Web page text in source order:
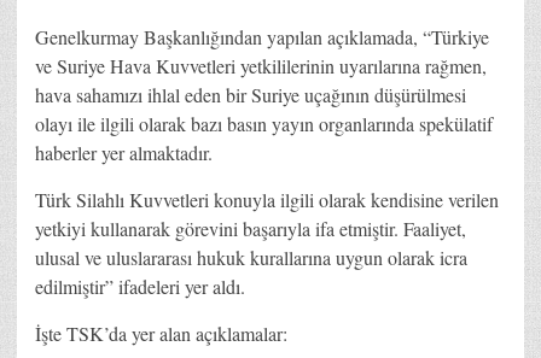
Genelkurmay Başkanlığından yapılan açıklamada, “Türkiye
ve Suriye Hava Kuvvetleri yetkililerinin uyarılarına rağmen,
hava sahamızı ihlal eden bir Suriye uçağının düşürülmesi
olayı ile ilgili olarak bazı basın yayın organlarında spekülatif
haberler yer almaktadır.
Türk Silahlı Kuvvetleri konuyla ilgili olarak kendisine verilen
yetkiyi kullanarak görevini başarıyla ifa etmiştir. Faaliyet,
ulusal ve uluslararası hukuk kurallarına uygun olarak icra
edilmiştir” ifadeleri yer aldı.
İşte TSK’da yer alan açıklamalar: